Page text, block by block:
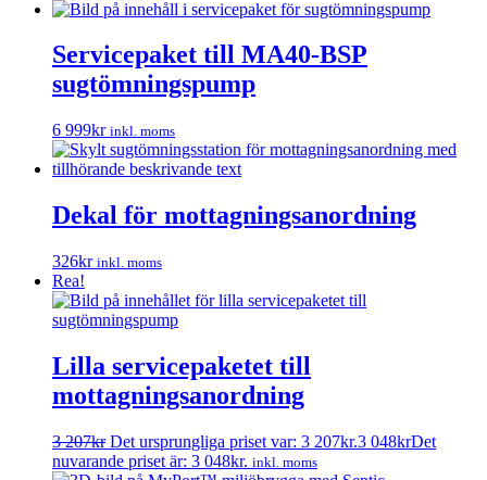
Servicepaket till MA40-BSP
sugtömningspump
6 999kr inkl. moms
Dekal för mottagningsanordning
326kr inkl. moms
Rea!
Lilla servicepaketet till
mottagningsanordning
3 207kr Det ursprungliga priset var: 3 207kr.3 048krDet
nuvarande priset är: 3 048kr. inkl. moms